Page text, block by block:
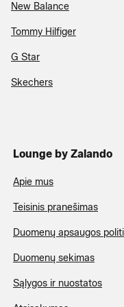
New Balance
Tommy Hilfiger
G Star
Skechers
Lounge by Zalando
Apie mus
Teisinis pranešimas
Duomenų apsaugos
Duomenų sekimas
Sąlygos ir nuostatos